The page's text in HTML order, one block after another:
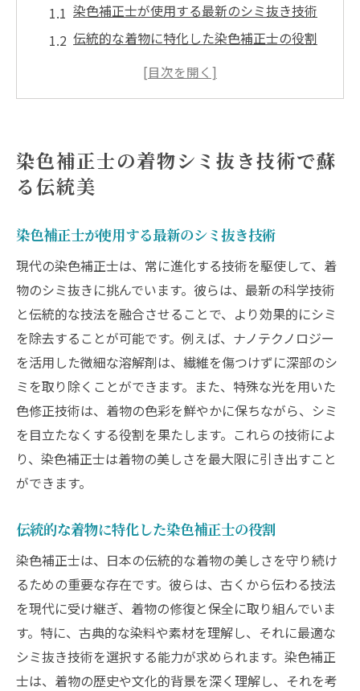
染色補正士が使用する最新のシミ抜き技術
伝統的な着物に特化した染色補正士の役割
素材に応じたシミ抜き技法の選択
着物の風合いを残す繊細なシミ抜き作業
着物シミ抜きのプロフェッショナル染色補正士
の魅力
訓練と資格
染色補正士の仕事に必要な知識と技術
着物復元に対する染色補正士の情熱
シミ抜きのプロフェッショナルが提供する
安心感
染色補正士による個別対応のカスタマイズ
サービス
プロフェッショナルとしての誇りと責任感
匠の技で着物再生染色補正士のシミ抜き術
染色補正士が追求する完璧な仕上がり
着物本来の色彩再現への挑戦
細部にこだわる匠の手仕事
染色補正士による着物の劇的ビフォーアフ
ター
伝統と革新が融合する染色補正士の技
染色補正士の着物シミ抜き技術で蘇
る伝統美
染色補正士が使用する最新のシミ抜き技術
現代の染色補正士は、常に進化する技術を駆使して、着
物のシミ抜きに挑んでいます。彼らは、最新の科学技術
と伝統的な技法を融合させることで、より効果的にシミ
を除去することが可能です。例えば、ナノテクノロジー
を活用した微細な溶解剤は、繊維を傷つけずに深部のシ
ミを取り除くことができます。また、特殊な光を用いた
色修正技術は、着物の色彩を鮮やかに保ちながら、シミ
を目立たなくする役割を果たします。これらの技術によ
り、染色補正士は着物の美しさを最大限に引き出すこと
ができます。
伝統的な着物に特化した染色補正士の役割
染色補正士は、日本の伝統的な着物の美しさを守り続け
るための重要な存在です。彼らは、古くから伝わる技法
を現代に受け継ぎ、着物の修復と保全に取り組んでいま
す。特に、古典的な染料や素材を理解し、それに最適な
シミ抜き技術を選択する能力が求められます。染色補正
士は、着物の歴史や文化的背景を深く理解し、それを考